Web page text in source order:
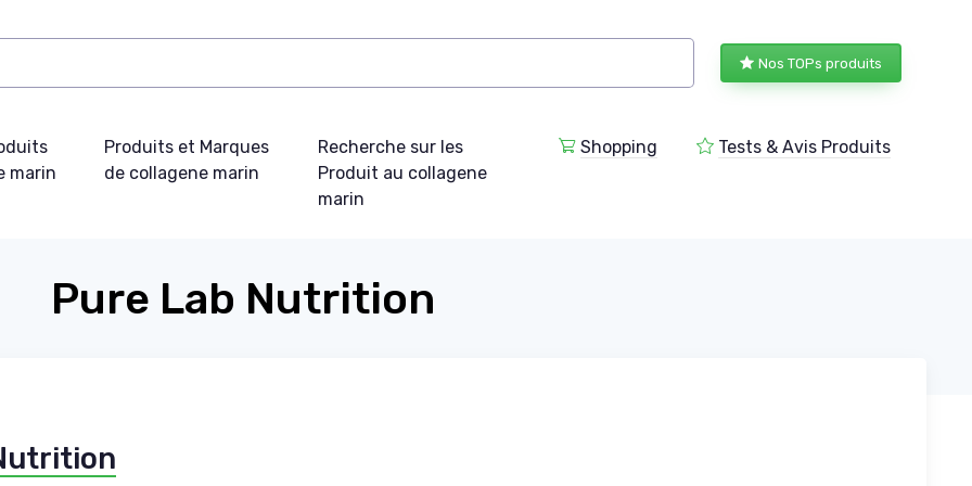
Nos TOPs produits
marin
Produits et Marques
de collagene marin
Recherche sur les
Produit au collagene
marin
Shopping Tests & Avis Produits
Pure Lab Nutrition